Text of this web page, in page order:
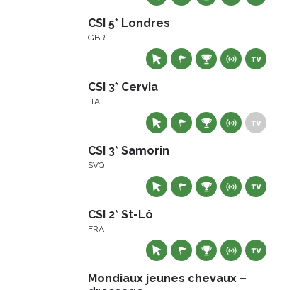
CSI 5* Londres
GBR
CSI 3* Cervia
ITA
CSI 3* Samorin
SVQ
CSI 2* St-Lô
FRA
Mondiaux jeunes chevaux –